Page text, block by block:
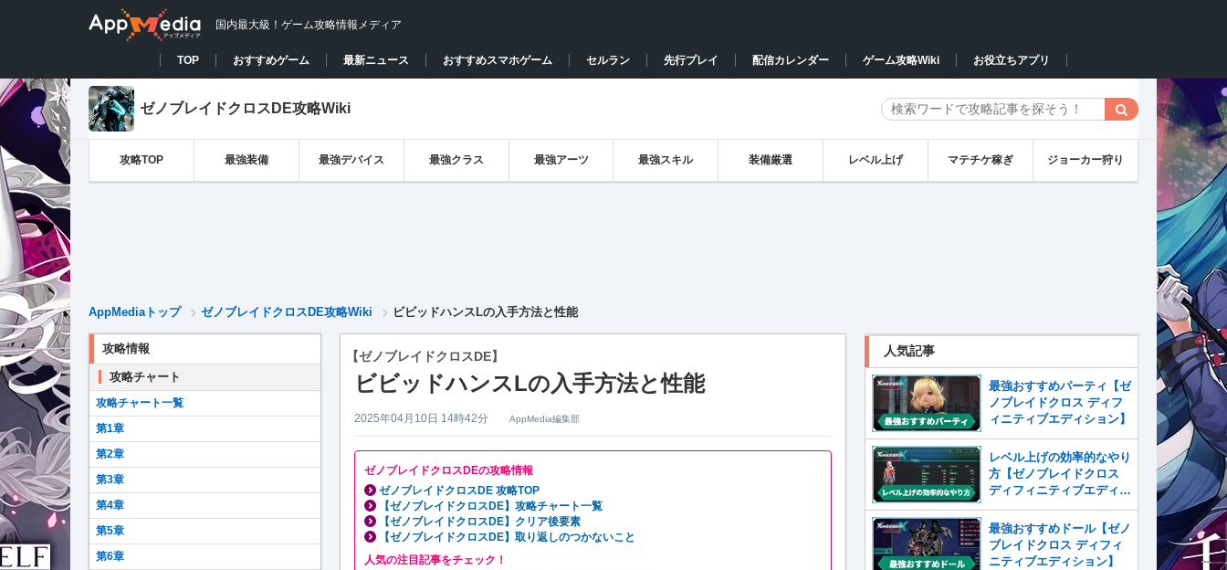
国内最大級！ゲーム攻略情報メディア
TOP おすすめゲーム 最新ニュース おすすめスマホゲーム セルラン 先行プレイ 配信カレンダー ゲーム攻略Wiki お役立ちアプリ
ゼノブレイドクロスDE攻略Wiki
攻略TOP 最強装備 最強デバイス 最強クラス 最強アーツ 最強スキル 装備厳選 レベル上げ マテチケ稼ぎ ジョーカー狩り
AppMediaトップ ゼノブレイドクロスDE攻略Wiki ビビッドハンスLの入手方法と性能
【ゼノブレイドクロスDE】
ビビッドハンスLの入手方法と性能
2025年04月10日 14時42分 AppMedia編集部
ゼノブレイドクロスDEの攻略情報
ゼノブレイドクロスDE 攻略TOP
【ゼノブレイドクロスDE】攻略チャート一覧
【ゼノブレイドクロスDE】クリア後要素
【ゼノブレイドクロスDE】取り返しのつかないこと
人気の注目記事をチェック！
攻略情報
攻略チャート
攻略チャート一覧
第1章
第2章
第3章
第4章
第5章
第6章
人気記事
最強おすすめパーティ【ゼ
ノブレイドクロス ディフ
ィニティブエディション】
レベル上げの効率的なやり
方【ゼノブレイドクロス
ディフィニティブエディシ
ョン】
最強おすすめドール【ゼノ
ブレイドクロス ディフィ
ニティブエディション】